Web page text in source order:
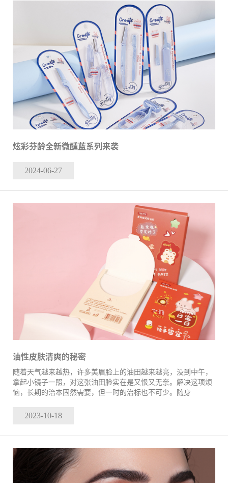
炫彩芬龄全新微醺蓝系列来袭
2024-06-27
油性皮肤清爽的秘密
随着天气越来越热，许多美眉脸上的油田越来越亮，没到中午，
拿起小镜子一照，对这张油田脸实在是又恨又无奈。解决这项烦
恼，长期的治本固然需要，但一时的治标也不可少。随身
2023-10-18